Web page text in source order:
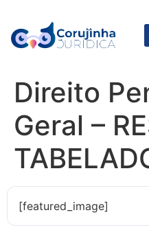
Direito
Geral –
[featured_image]